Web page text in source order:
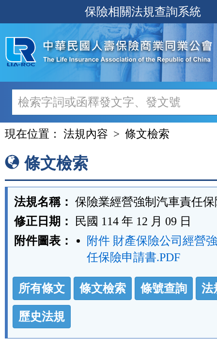
至
主
內
容
保險相關法規查詢系統
現在位置： 法規內容 條文檢索
條文檢索
法規名稱： 保險業經營強制汽車責任
修正日期：
民國 114 年 12 月 09 日
附件圖表：
附件 財產保險公司經營
任保險申請書.PDF
法
規
功
能
按
所有條文 條文檢索 條號查詢 法
歷史法規